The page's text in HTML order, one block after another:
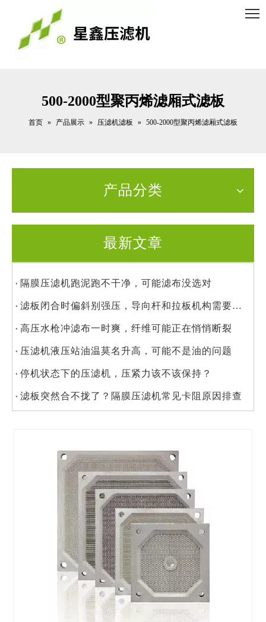
500-2000型聚丙烯滤厢式滤板
首页 » 产品展示 » 压滤机滤板 » 500-2000型聚丙烯滤厢式滤板
产品分类
最新文章
隔膜压滤机跑泥跑不干净，可能滤布没选对
滤板闭合时偏斜别强压，导向杆和拉板机构需要检查
高压水枪冲滤布一时爽，纤维可能正在悄悄断裂
压滤机液压站油温莫名升高，可能不是油的问题
停机状态下的压滤机，压紧力该不该保持？
滤板突然合不拢了？隔膜压滤机常见卡阻原因排查